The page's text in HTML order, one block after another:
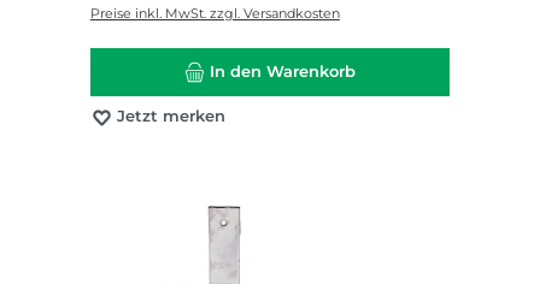
Preise inkl. MwSt. zzgl. Versandkosten
In den Warenkorb
Jetzt merken